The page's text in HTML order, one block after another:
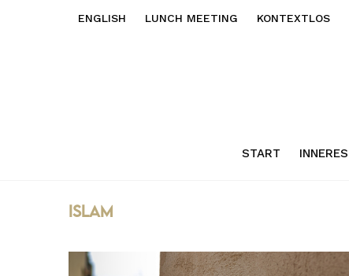
ENGLISH LUNCH MEETING KONTEXTLOS
START INNERES
islam